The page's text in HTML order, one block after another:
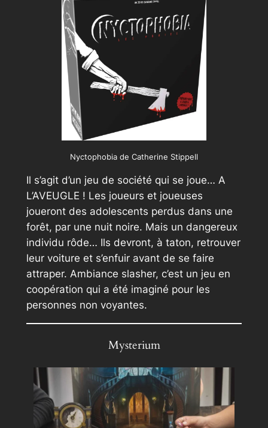
Nyctophobia de Catherine Stippell
Il s’agit d’un jeu de société qui se joue… A
L’AVEUGLE ! Les joueurs et joueuses
joueront des adolescents perdus dans une
forêt, par une nuit noire. Mais un dangereux
individu rôde… Ils devront, à taton, retrouver
leur voiture et s’enfuir avant de se faire
attraper. Ambiance slasher, c’est un jeu en
coopération qui a été imaginé pour les
personnes non voyantes.
Mysterium